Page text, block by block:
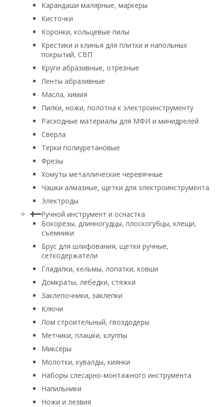
Карандаши малярные, маркеры
Кисточки
Коронки, кольцевые пилы
Крестики и клинья для плитки и напольных
покрытий, СВП
Круги абразивные, отрезные
Ленты абразивные
Масла, химия
Пилки, ножи, полотна к электроинструменту
Расходные материалы для МФИ и минидрелей
Сверла
Терки полиуретановые
Фрезы
Хомуты металлические черевячные
Чашки алмазные, щетки для электроинструмента
Электроды
Ручной инструмент и оснастка
Бокорезы, длинногудцы, плоскогубцы, клещи,
съемники
Брус для шлифования, щетки ручные,
сеткодержатели
Гладилки, кельмы, лопатки, ковши
Домкраты, лебедки, стяжки
Заклепочники, заклепки
Ключи
Лом строительный, гвоздодеры
Метчики, плашки, клуппы
Миксеры
Молотки, кувалды, киянки
Наборы слесарно-монтажного инструмента
Напильники
Ножи и лезвия